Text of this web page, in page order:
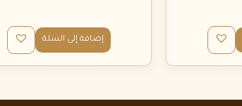
إضافة إلى السلة